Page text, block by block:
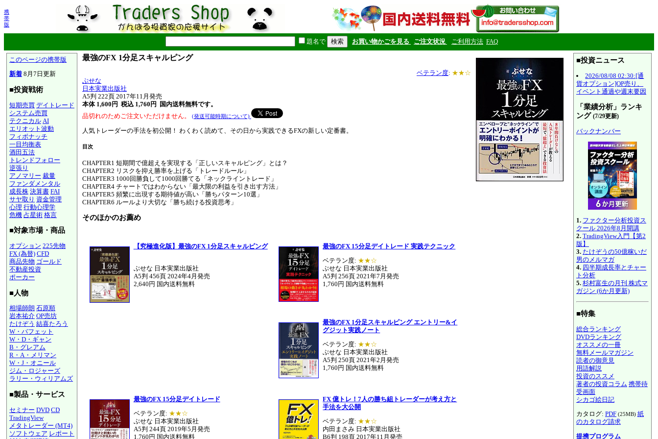
携
帯
版
題名で お買い物かごを見る ご注文状況 ご利用方法 FAQ
このページの携帯版
新着 8月7日更新
■投資戦術
短期売買 デイトレード
システム売買
テクニカル AI
エリオット波動
フィボナッチ
一目均衡表
酒田五法
トレンドフォロー
逆張り
アノマリー 裁量
ファンダメンタル
成長株 決算書 FAI
サヤ取り 資金管理
心理 行動心理学
危機 占星術 格言
■対象市場・商品
オプション 225先物
FX (為替) CFD
商品先物 ゴールド
不動産投資
ポーカー
■人物
相場師朗 石原順
岩本祐介 OP売坊
たけぞう 結喜たろう
W・バフェット
W・D・ギャン
B・グレアム
R・A・メリマン
W・J・オニール
ジム・ロジャーズ
ラリー・ウィリアムズ
■製品・サービス
セミナー DVD CD
TradingView
メタトレーダー (MT4)
ソフトウェア レポート
最強のFX 1分足スキャルピング
ベテラン度: ★★☆
ぶせな
日本実業出版社
A5判 222頁 2017年11月発売
本体 1,600円 税込 1,760円
国内送料無料です。
品切れのためご注文いただけません。
(発送可能時期について)
人気トレーダーの手法を初公開！ わくわく読めて、その日から実践できるFXの新しい定番書。
目次
CHAPTER1 短期間で億超えを実現する「正しいスキャルピング」とは？
CHAPTER2 リスクを抑え勝率を上げる「トレードルール」
CHAPTER3 1000回勝負して1000回勝てる「ネックライントレード」
CHAPTER4 チャートではわからない「最大限の利益を引き出す方法」
CHAPTER5 頻繁に出現する期待値が高い「勝ちパターン10選」
CHAPTER6 ルールより大切な「勝ち続ける投資思考」
そのほかのお薦め
【究極進化版】最強のFX 1分足スキャルピング
ぶせな 日本実業出版社
A5判 456頁 2024年4月発売
2,640円 国内送料無料
最強のFX 15分足デイトレード 実践テクニック
ベテラン度: ★★☆
ぶせな 日本実業出版社
A5判 256頁 2021年7月発売
1,760円 国内送料無料
最強のFX 1分足スキャルピング エントリー&イ
グジット実践ノート
ベテラン度: ★★☆
ぶせな 日本実業出版社
A5判 250頁 2021年2月発売
1,760円 国内送料無料
最強のFX 15分足デイトレード
ベテラン度: ★★☆
ぶせな 日本実業出版社
A5判 244頁 2019年5月発売
1,760円 国内送料無料
FX 億トレ！7人の勝ち組トレーダーが考え方と
手法を大公開
ベテラン度: ★★☆
内田まさみ 日本実業出版社
B6判 198頁 2017年11月発売
■投資ニュース
2026/08/08 02:30:[通
貨オプション]OP売り、
イベント通過や週末要因
「業績分析」ランキ
ング (7/29更新)
バックナンバー
1. ファクター分析投資ス
クール 2026年8月開講
2. TradingView入門【第2
版】
3. たけぞうの50億稼いだ
男のメルマガ
4. 四半期成長率とチャー
ト分析
5. 杉村富生の月刊 株式マ
ガジン (6か月更新)
■特集
総合ランキング
DVDランキング
オススメの一冊
無料メールマガジン
読者の御意見
用語解説
投資のススメ
著者の投資コラム 携帯待
受画面
シカゴ絵日記
カタログ: PDF (25MB) 紙
のカタログ請求
提携プログラム